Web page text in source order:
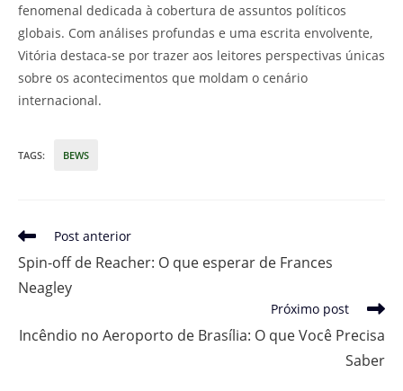
fenomenal dedicada à cobertura de assuntos políticos
globais. Com análises profundas e uma escrita envolvente,
Vitória destaca-se por trazer aos leitores perspectivas únicas
sobre os acontecimentos que moldam o cenário
internacional.
TAGS: BEWS
Leia
artigos
Post anterior
Spin-off de Reacher: O que esperar de Frances
Neagley
Próximo post
Incêndio no Aeroporto de Brasília: O que Você Precisa
Saber